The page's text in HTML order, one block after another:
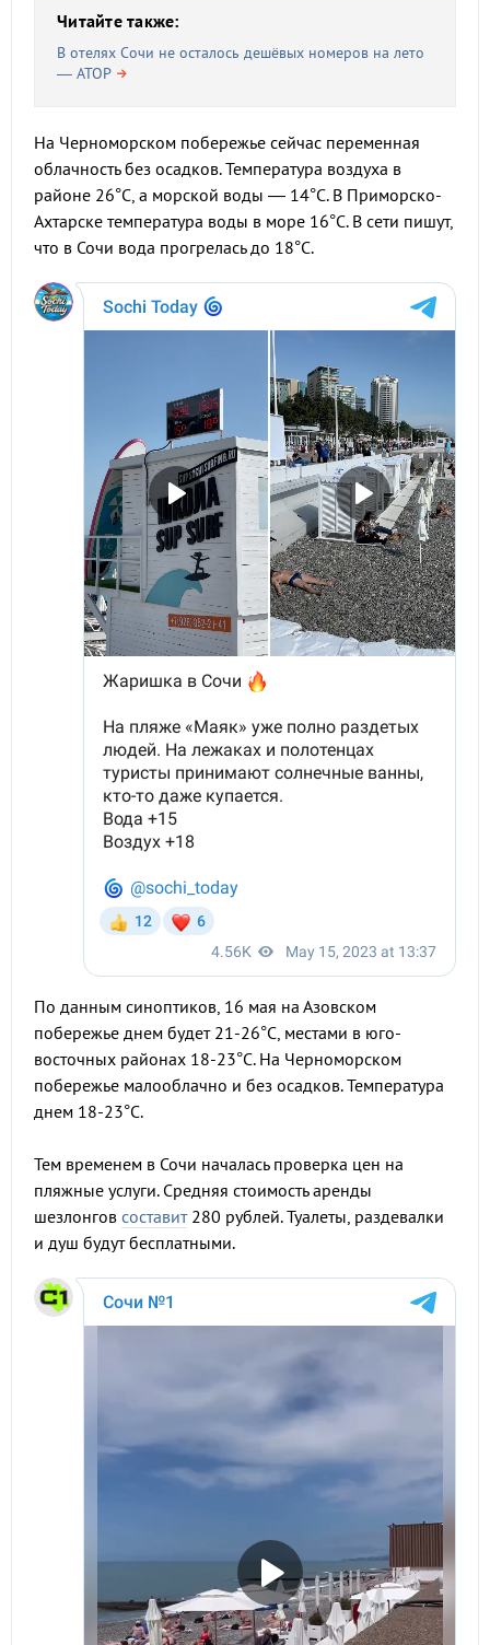
Читайте также:
В отелях Сочи не осталось дешёвых номеров на лето
— АТОР
На Черноморском побережье сейчас переменная
облачность без осадков. Температура воздуха в
районе 26°С, а морской воды — 14°С. В Приморско-
Ахтарске температура воды в море 16°С. В сети пишут,
что в Сочи вода прогрелась до 18°С.
По данным синоптиков, 16 мая на Азовском
побережье днем будет 21-26°С, местами в юго-
восточных районах 18-23°С. На Черноморском
побережье малооблачно и без осадков. Температура
днем 18-23°С.
Тем временем в Сочи началась проверка цен на
пляжные услуги. Средняя стоимость аренды
шезлонгов составит280 рублей. Туалеты, раздевалки
и душ будут бесплатными.